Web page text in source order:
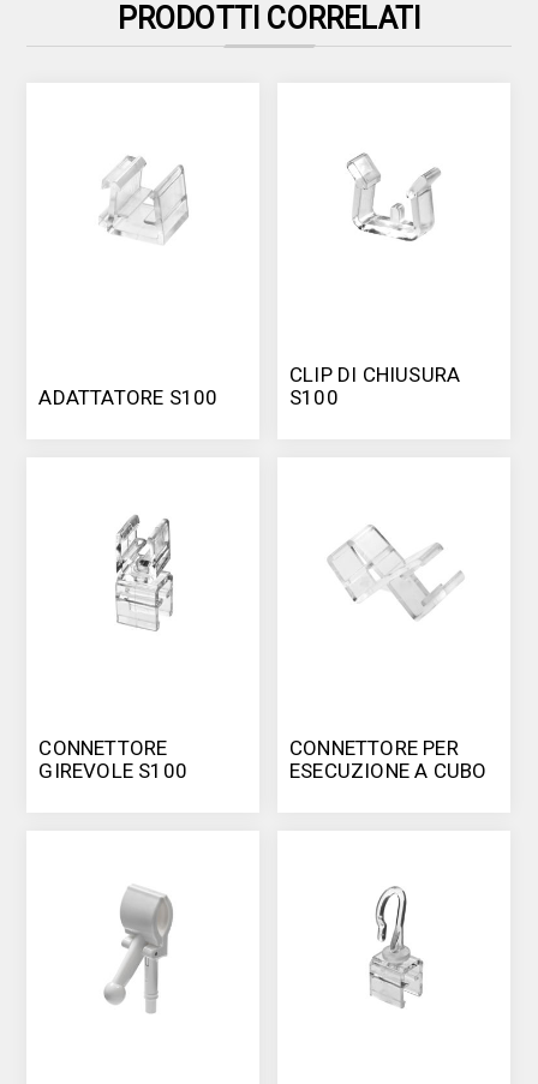
PRODOTTI CORRELATI
ADATTATORE S100
CLIP DI CHIUSURA
S100
CONNETTORE
GIREVOLE S100
CONNETTORE PER
ESECUZIONE A CUBO